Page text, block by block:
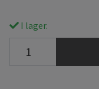
I lager.